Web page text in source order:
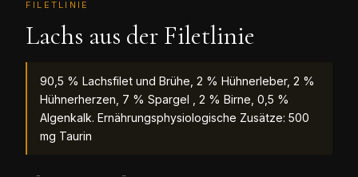
FILETLINIE
Lachs aus der Filetlinie
90,5 % Lachsfilet und Brühe, 2 % Hühnerleber, 2 %
Hühnerherzen, 7 % Spargel , 2 % Birne, 0,5 %
Algenkalk. Ernährungsphysiologische Zusätze: 500
mg Taurin